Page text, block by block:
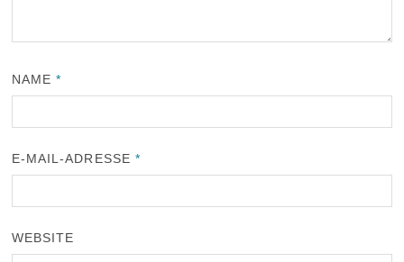
NAME*
E-MAIL-ADRESSE *
WEBSITE